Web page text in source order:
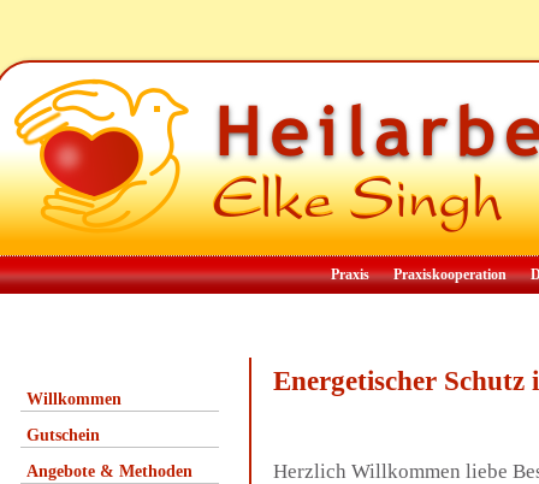
Praxis Praxiskooperation
Willkommen
Gutschein
Angebote & Methoden
Energetischer Schutz
Herzlich Willkommen liebe